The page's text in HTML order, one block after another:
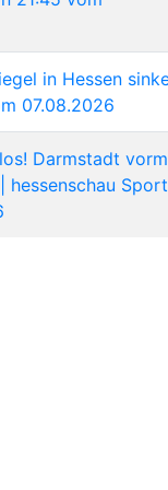
in Hessen
07.08.2026
Darmstadt vorm
Sport